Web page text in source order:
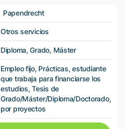
Papendrecht
Otros servicios
Diploma, Grado, Máster
Empleo fijo, Prácticas, estudiante
que trabaja para financiarse los
estudios, Tesis de
Grado/Máster/Diploma/Doctorado,
por proyectos